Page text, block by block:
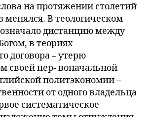
на протяжении столетий
менялся. В теологическом
дистанцию между
в теориях
договора – утерю
своей пер- воначальной
политэкономии –
от одного владельца
систематическое